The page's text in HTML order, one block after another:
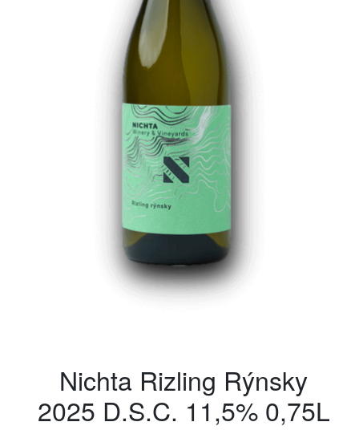
Nichta Rizling Rýnsky
2025 D.S.C. 11,5% 0,75L